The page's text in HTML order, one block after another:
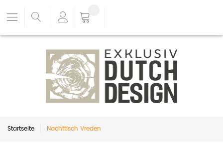
Startseite Nachttisch Vreden